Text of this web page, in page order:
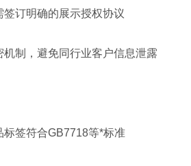
订明确的展示授权协议
机制，避免同行业客户信息泄露
标签符合GB7718等*标准